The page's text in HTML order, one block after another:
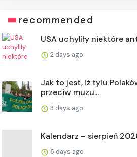
recommended
USA uchyliły niektóre
2 days ago
Jak to jest, iż tylu
przeciw muzu...
3 days ago
Kalendarz – sierpień
6 days ago